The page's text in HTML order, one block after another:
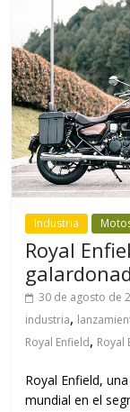
Industria
Royal
30 de agosto de
industria,
Royal Enfield, Royal
Royal Enfield,
mundial en el